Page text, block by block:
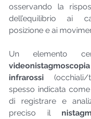
osservando la
dell’equilibrio ai
posizione e ai
infrarossi (occhiali/
spesso indicata come
di registrare e
preciso il